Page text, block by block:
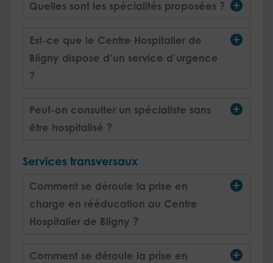
Quelles sont les spécialités proposées ?
Est-ce que le Centre Hospitalier de
Bligny dispose d’un service d’urgence
?
Peut-on consulter un spécialiste sans
être hospitalisé ?
Services transversaux
Comment se déroule la prise en
charge en rééducation au Centre
Hospitalier de Bligny ?
Comment se déroule la prise en